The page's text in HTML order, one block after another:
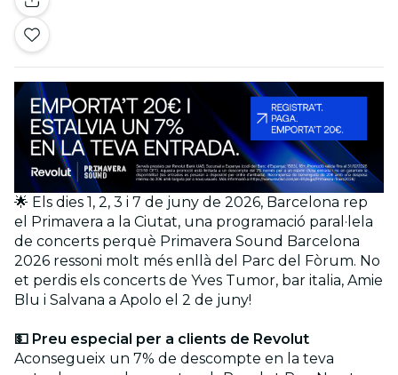
🌟 Els dies 1, 2, 3 i 7 de juny de 2026, Barcelona rep
el Primavera a la Ciutat, una programació paral·lela
de concerts perquè Primavera Sound Barcelona
2026 ressoni molt més enllà del Parc del Fòrum. No
et perdis els concerts de Yves Tumor, bar italia, Amie
Blu i Salvana a Apolo el 2 de juny!
💵 Preu especial per a clients de Revolut
Aconsegueix un 7% de descompte en la teva